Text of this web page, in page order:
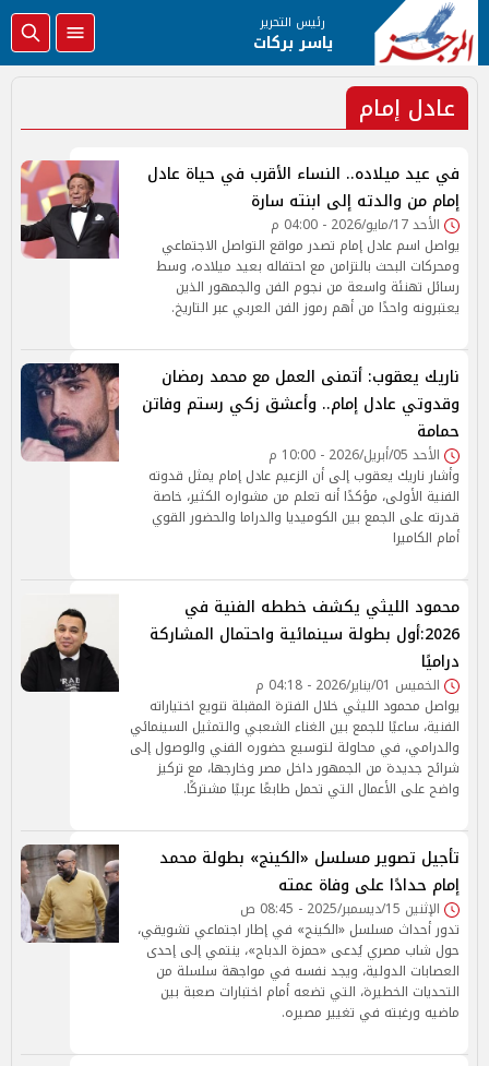
رئيس التحرير
ياسر بركات
عادل إمام
في عيد ميلاده.. النساء الأقرب في حياة عادل
إمام من والدته إلى ابنته سارة
الأحد 17/مايو/2026 - 04:00 م
يواصل اسم عادل إمام تصدر مواقع التواصل الاجتماعي
ومحركات البحث بالتزامن مع احتفاله بعيد ميلاده، وسط
رسائل تهنئة واسعة من نجوم الفن والجمهور الذين
يعتبرونه واحدًا من أهم رموز الفن العربي عبر التاريخ.
ناريك يعقوب: أتمنى العمل مع محمد رمضان
وقدوتي عادل إمام.. وأعشق زكي رستم وفاتن
حمامة
الأحد 05/أبريل/2026 - 10:00 م
وأشار ناريك يعقوب إلى أن الزعيم عادل إمام يمثل قدوته
الفنية الأولى، مؤكدًا أنه تعلم من مشواره الكثير، خاصة
قدرته على الجمع بين الكوميديا والدراما والحضور القوي
أمام الكاميرا
محمود الليثي يكشف خططه الفنية في
2026:أول بطولة سينمائية واحتمال المشاركة
دراميًا
الخميس 01/يناير/2026 - 04:18 م
يواصل محمود الليثي خلال الفترة المقبلة تنويع اختياراته
الفنية، ساعيًا للجمع بين الغناء الشعبي والتمثيل السينمائي
والدرامي، في محاولة لتوسيع حضوره الفني والوصول إلى
شرائح جديدة من الجمهور داخل مصر وخارجها، مع تركيز
واضح على الأعمال التي تحمل طابعًا عربيًا مشتركًا.
تأجيل تصوير مسلسل «الكينج» بطولة محمد
إمام حدادًا على وفاة عمته
الإثنين 15/ديسمبر/2025 - 08:45 ص
تدور أحداث مسلسل «الكينج» في إطار اجتماعي تشويقي،
حول شاب مصري يُدعى «حمزة الدباح»، ينتمي إلى إحدى
العصابات الدولية، ويجد نفسه في مواجهة سلسلة من
التحديات الخطيرة، التي تضعه أمام اختبارات صعبة بين
ماضيه ورغبته في تغيير مصيره.